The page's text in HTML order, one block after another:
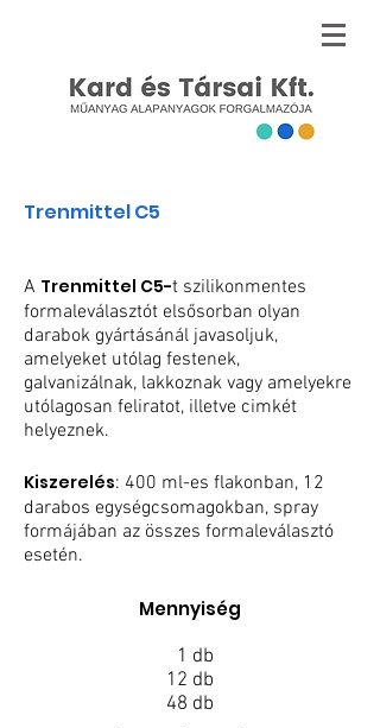
Trenmittel C5
A Trenmittel C5-t szilikonmentes
formaleválasztót elsősorban olyan
darabok gyártásánál javasoljuk,
amelyeket utólag festenek,
galvanizálnak, lakkoznak vagy amelyekre
utólagosan feliratot, illetve cimkét
helyeznek.
Kiszerelés: 400 ml-es flakonban, 12
darabos egységcsomagokban, spray
formájában az összes formaleválasztó
esetén.
Mennyiség
1 db
12 db
48 db